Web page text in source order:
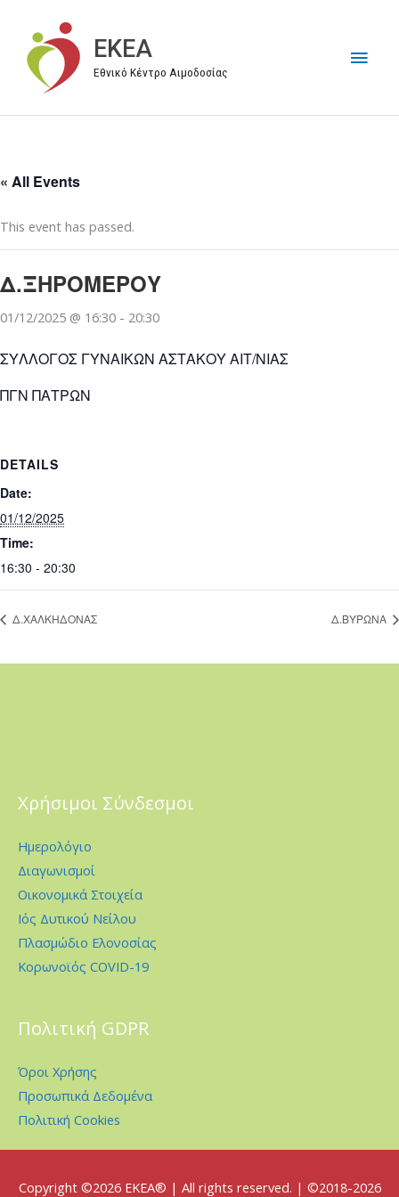
περιεχόμενο
EKEA
Εθνικό Κέντρο Αιμοδοσίας
« All Events
This event has passed.
Δ.ΞΗΡΟΜΕΡΟΥ
01/12/2025 @ 16:30 - 20:30
ΣΥΛΛΟΓΟΣ ΓΥΝΑΙΚΩΝ ΑΣΤΑΚΟΥ ΑΙΤ/ΝΙΑΣ
ΠΓΝ ΠΑΤΡΩΝ
DETAILS
Date:
01/12/2025
Time:
16:30 - 20:30
Δ.ΧΑΛΚΗΔΟΝΑΣ Δ.ΒΥΡΩΝΑ
Χρήσιμοι Σύνδεσμοι
Ημερολόγιο
Διαγωνισμοί
Οικονομικά Στοιχεία
Ιός Δυτικού Νείλου
Πλασμώδιο Ελονοσίας
Κορωνοϊός COVID-19
Πολιτική GDPR
Όροι Χρήσης
Προσωπικά Δεδομένα
Πολιτική Cookies
Copyright ©2026 EKEA® | All rights reserved. | ©2018-2026